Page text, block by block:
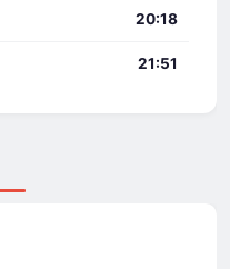
20:18
21:51